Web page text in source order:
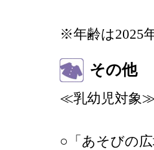
※年齢は2025
その他
≪乳幼児対象
○「あそびの